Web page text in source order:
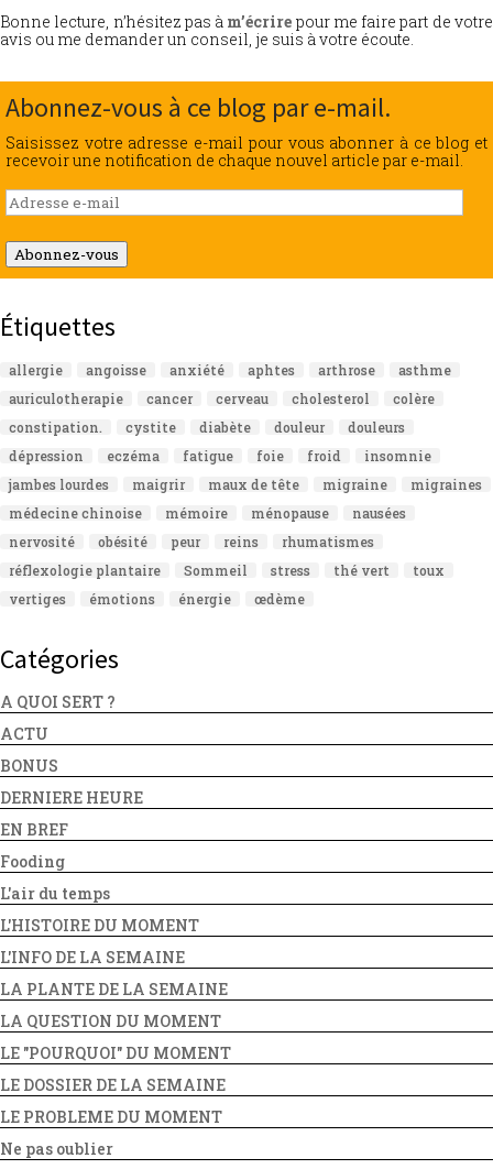
Bonne lecture, n’hésitez pas à m’écrire pour me faire part de votre
avis ou me demander un conseil, je suis à votre écoute.
Abonnez-vous à ce blog par e-mail.
Saisissez votre adresse e-mail pour vous abonner à ce blog et
recevoir une notification de chaque nouvel article par e-mail.
Adresse
e-
mail
Abonnez-vous
Étiquettes
allergie angoisse anxiété aphtes arthrose
asthme
auriculotherapie
cancer cerveau cholesterol
colère
constipation.
cystite diabète douleur
douleurs
dépression
eczéma fatigue foie froid
insomnie
jambes lourdes
maigrir maux de tête migraine
migraines
médecine chinoise
mémoire ménopause
nausées
nervosité
obésité peur reins
rhumatismes
réflexologie plantaire
Sommeil stress thé vert
toux
vertiges
émotions énergie œdème
Catégories
A QUOI SERT ?
ACTU
BONUS
DERNIERE HEURE
EN BREF
Fooding
L'air du temps
L'HISTOIRE DU MOMENT
L'INFO DE LA SEMAINE
LA PLANTE DE LA SEMAINE
LA QUESTION DU MOMENT
LE "POURQUOI" DU MOMENT
LE DOSSIER DE LA SEMAINE
LE PROBLEME DU MOMENT
Ne pas oublier